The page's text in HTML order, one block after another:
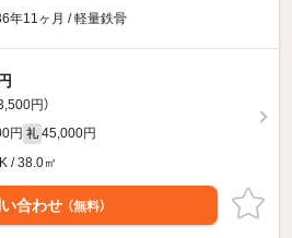
年11ヶ月 / 軽量鉄骨
円）
円 礼 45,000円
/ 38.0㎡
合わせ （無料）